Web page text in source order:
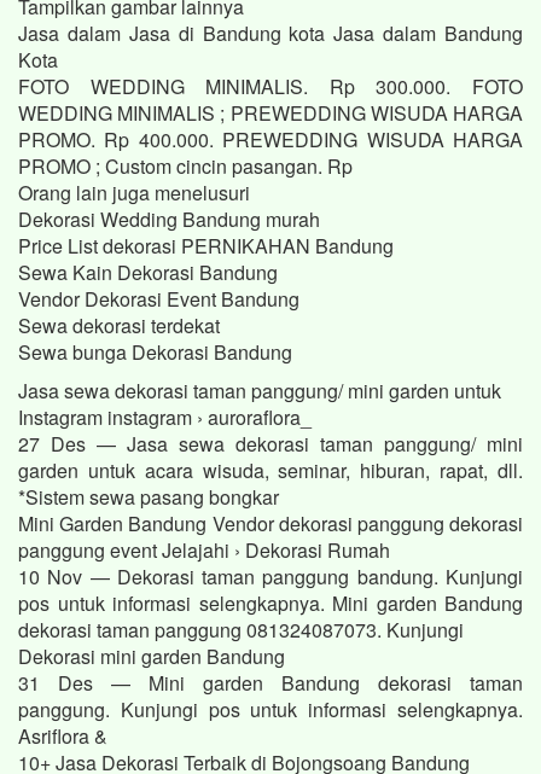
Tampilkan gambar lainnya
Jasa dalam Jasa di Bandung kota Jasa dalam Bandung
Kota
FOTO WEDDING MINIMALIS. Rp 300.000. FOTO
WEDDING MINIMALIS ; PREWEDDING WISUDA HARGA
PROMO. Rp 400.000. PREWEDDING WISUDA HARGA
PROMO ; Custom cincin pasangan. Rp
Orang lain juga menelusuri
Dekorasi Wedding Bandung murah
Price List dekorasi PERNIKAHAN Bandung
Sewa Kain Dekorasi Bandung
Vendor Dekorasi Event Bandung
Sewa dekorasi terdekat
Sewa bunga Dekorasi Bandung
Jasa sewa dekorasi taman panggung/ mini garden untuk
Instagram instagram › auroraflora_
27 Des — Jasa sewa dekorasi taman panggung/ mini
garden untuk acara wisuda, seminar, hiburan, rapat, dll.
*Sistem sewa pasang bongkar
Mini Garden Bandung Vendor dekorasi panggung dekorasi
panggung event Jelajahi › Dekorasi Rumah
10 Nov — Dekorasi taman panggung bandung. Kunjungi
pos untuk informasi selengkapnya. Mini garden Bandung
dekorasi taman panggung 081324087073. Kunjungi
Dekorasi mini garden Bandung
31 Des — Mini garden Bandung dekorasi taman
panggung. Kunjungi pos untuk informasi selengkapnya.
Asriflora &
10+ Jasa Dekorasi Terbaik di Bojongsoang Bandung